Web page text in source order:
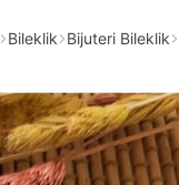
Bileklik Bijuteri Bileklik